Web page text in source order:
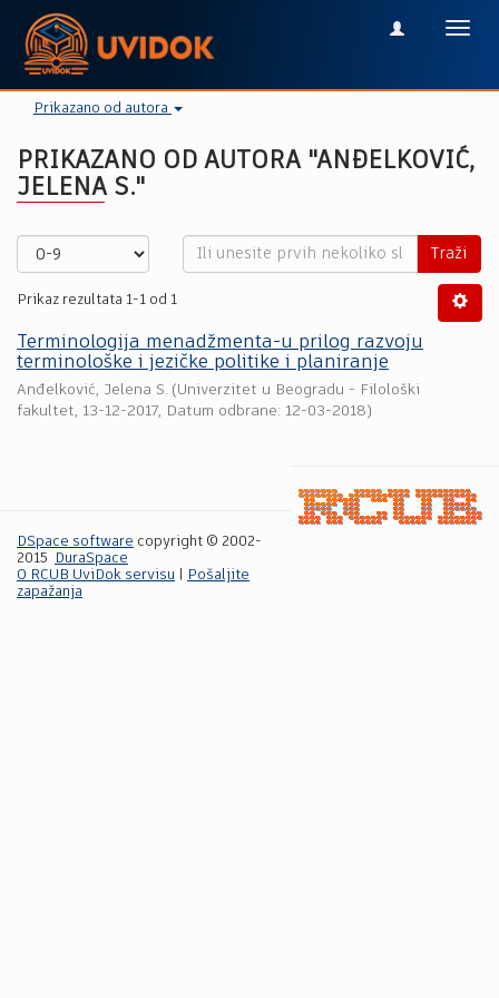
Prikazano od autora
PRIKAZANO OD AUTORA "ANĐELKOVIĆ,
JELENA S."
Traži
Prikaz rezultata 1-1 od 1
Terminologija menadžmenta-u prilog razvoju
terminološke i jezičke politike i planiranje
Anđelković, Jelena S. (Univerzitet u Beogradu - Filološki
fakultet, 13-12-2017, Datum odbrane: 12-03-2018)
DSpace software copyright © 2002-
2015
DuraSpace
O RCUB UviDok servisu
Pošaljite
zapažanja